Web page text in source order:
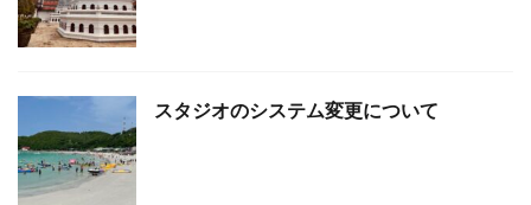
スタジオのシステム変更について